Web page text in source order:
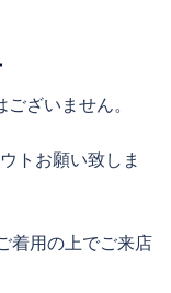
ざいません。
トお願い致しま
着用の上でご来店